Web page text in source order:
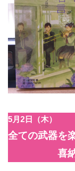
5月2日（木）
全ての武器を
喜納